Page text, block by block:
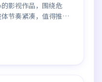
影视作品，围绕危
节奏紧凑，值得推荐